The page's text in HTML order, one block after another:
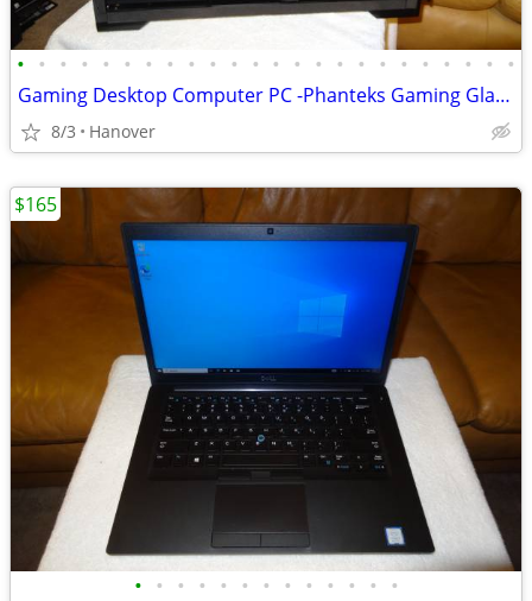
• • • • • • • • • • • • • • • • • • • • • • • •
Gaming Desktop Computer PC -Phanteks Gaming Glass Tower -Asus Republic
8/3 Hanover
• • • • • • • • • • • • •
$165